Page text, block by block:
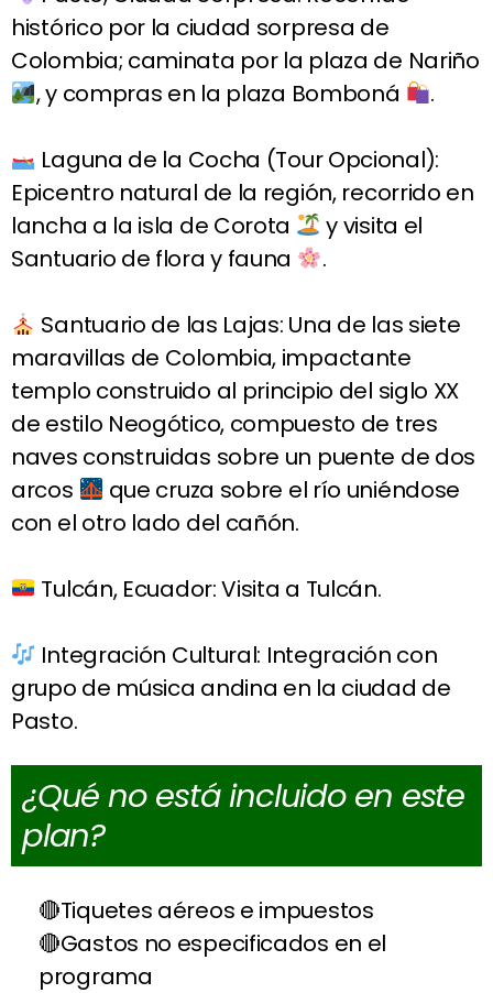
histórico por la ciudad sorpresa de
Colombia; caminata por la plaza de Nariño
, y compras en la plaza Bomboná
.
Laguna de la Cocha (Tour Opcional):
Epicentro natural de la región, recorrido en
lancha a la isla de Corota
y visita el
Santuario de flora y fauna
.
Santuario de las Lajas: Una de las siete
maravillas de Colombia, impactante
templo construido al principio del siglo XX
de estilo Neogótico, compuesto de tres
naves construidas sobre un puente de dos
arcos
que cruza sobre el río uniéndose
con el otro lado del cañón.
Tulcán, Ecuador: Visita a Tulcán.
Integración Cultural: Integración con
grupo de música andina en la ciudad de
Pasto.
¿Qué no está incluido en este
plan?
Tiquetes aéreos e impuestos
Gastos no especificados en el
programa